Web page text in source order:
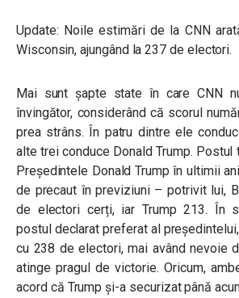
Update: Noile estimări de la CNN
Wisconsin, ajungând la 237 de electori.
Mai sunt șapte state în care CNN
învingător, considerând că scorul
prea strâns. În patru dintre ele
alte trei conduce Donald Trump. Postul
Președintele Donald Trump în ultimii
de precaut în previziuni – potrivit lui,
de electori cerți, iar Trump 213. În
postul declarat preferat al
cu 238 de electori, mai având nevoie
atinge pragul de victorie. Oricum,
acord că Trump și-a securizat până